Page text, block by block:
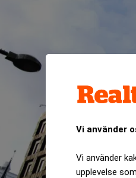
Vi använder
Vi använder
upplevelse